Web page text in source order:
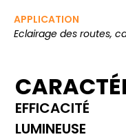
APPLICATION
Eclairage des routes,
EFFICACITÉ
LUMINEUSE